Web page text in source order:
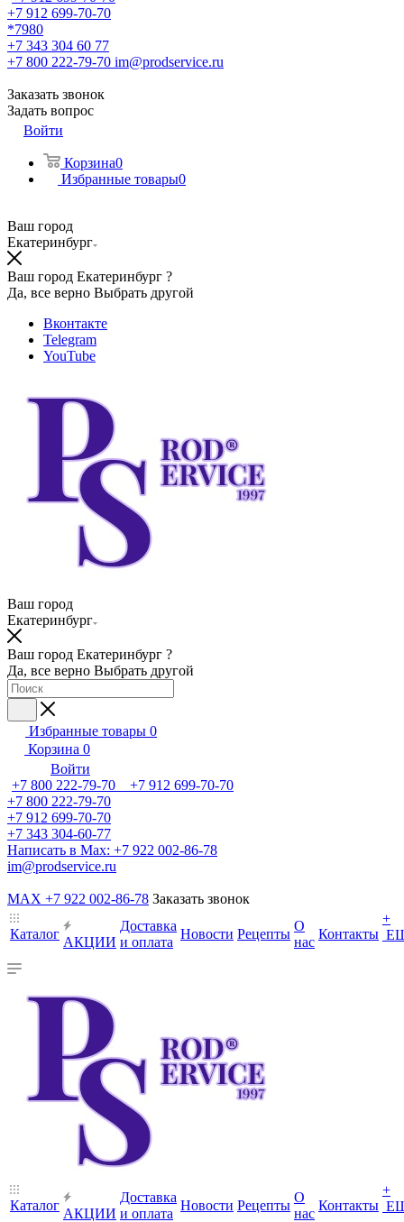
+7 912 699-70-70
*7980
+7 343 304 60 77
+7 800 222-79-70 im@prodservice.ru
Заказать звонок
Задать вопрос
Войти
Корзина0
Избранные товары0
Ваш город
Екатеринбург
Ваш город Екатеринбург ?
Да, все верно Выбрать другой
Вконтакте
Telegram
YouTube
Ваш город
Екатеринбург
Ваш город Екатеринбург ?
Да, все верно Выбрать другой
Избранные товары 0
Корзина 0
Войти
+7 800 222-79-70 +7 912 699-70-70
+7 800 222-79-70
+7 912 699-70-70
+7 343 304-60-77
Написать в Max: +7 922 002-86-78
im@prodservice.ru
MAX +7 922 002-86-78 Заказать звонок
Каталог
АКЦИИ
Доставка
и оплата
Новости Рецепты
О
нас
Контакты
+
Каталог
АКЦИИ
Доставка
и оплата
Новости Рецепты
О
нас
Контакты
+